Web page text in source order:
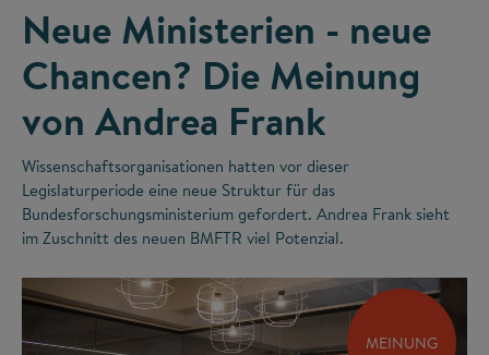
Neue Ministerien - neue
Chancen? Die Meinung
von Andrea Frank
Wissenschaftsorganisationen hatten vor dieser
Legislaturperiode eine neue Struktur für das
Bundesforschungsministerium gefordert. Andrea Frank sieht
im Zuschnitt des neuen BMFTR viel Potenzial.
MEINUNG